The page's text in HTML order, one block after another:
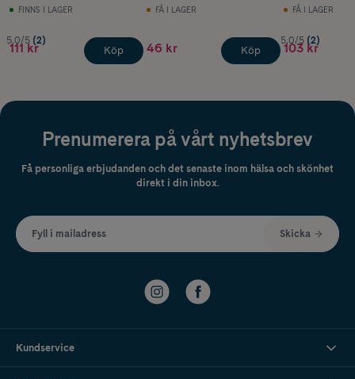
FINNS I LAGER
5.0/5 (2)
111 kr Köp
FÅ I LAGER
46 kr Köp
FÅ I LAGER
5.0/5 (2)
103 kr
Prenumerera på vårt nyhetsbrev
Få personliga erbjudanden och det senaste inom hälsa och skönhet
direkt i din inbox.
Fyll i mailadress Skicka
Kundservice